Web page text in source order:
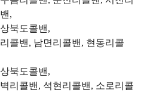
,
북도콜밴,
콜밴, 남면리콜밴, 현동리콜
북도콜밴,
리콜밴, 석현리콜밴, 소로리콜